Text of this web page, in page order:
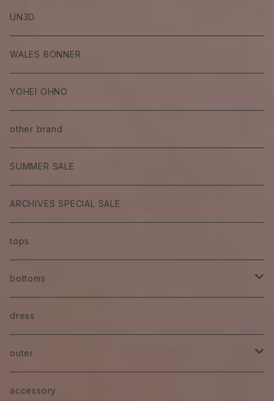
UN3D.
WALES BONNER
YOHEI OHNO
other brand
SUMMER SALE
ARCHIVES SPECIAL SALE
tops
bottoms
skirt
pants
denim
dress
outer
jacket
accessory